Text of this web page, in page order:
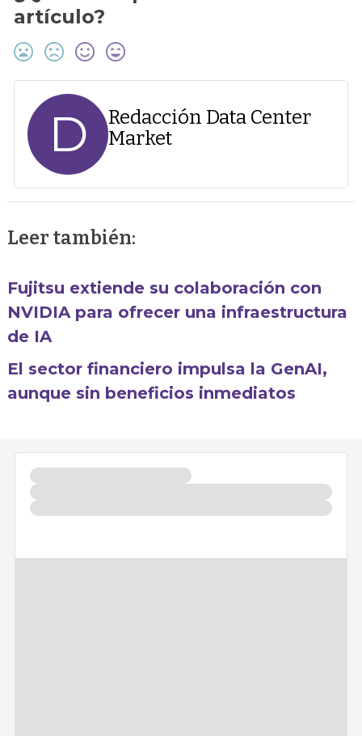
artículo?
D
Redacción Data Center
Market
Leer también:
Fujitsu extiende su colaboración con
NVIDIA para ofrecer una infraestructura
de IA
El sector financiero impulsa la GenAI,
aunque sin beneficios inmediatos